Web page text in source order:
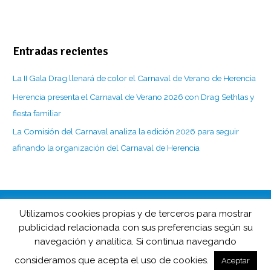
Entradas recientes
La II Gala Drag llenará de color el Carnaval de Verano de Herencia
Herencia presenta el Carnaval de Verano 2026 con Drag Sethlas y
fiesta familiar
La Comisión del Carnaval analiza la edición 2026 para seguir
afinando la organización del Carnaval de Herencia
CarnavaldeHerencia.es es la web de información de esta popular
fiesta manchega desarrollada por
Barco de Colegas y D.O. Carnaval de Herencia en colaboración
conHerencia.net.
Utilizamos cookies propias y de terceros para mostrar
publicidad relacionada con sus preferencias según su
navegación y analítica. Si continua navegando
consideramos que acepta el uso de cookies.
Aceptar